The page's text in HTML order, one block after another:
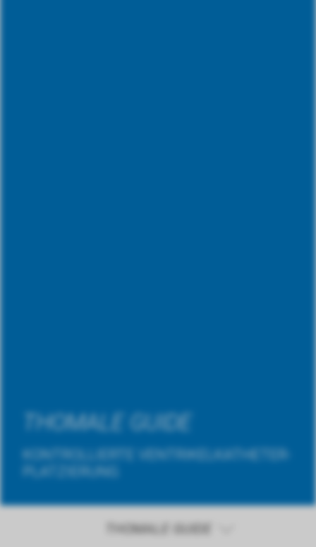
THOMALE GUIDE
KONTROLLIERTE VENTRIKELKATHETER-
PLATZIERUNG
THOMALE GUIDE